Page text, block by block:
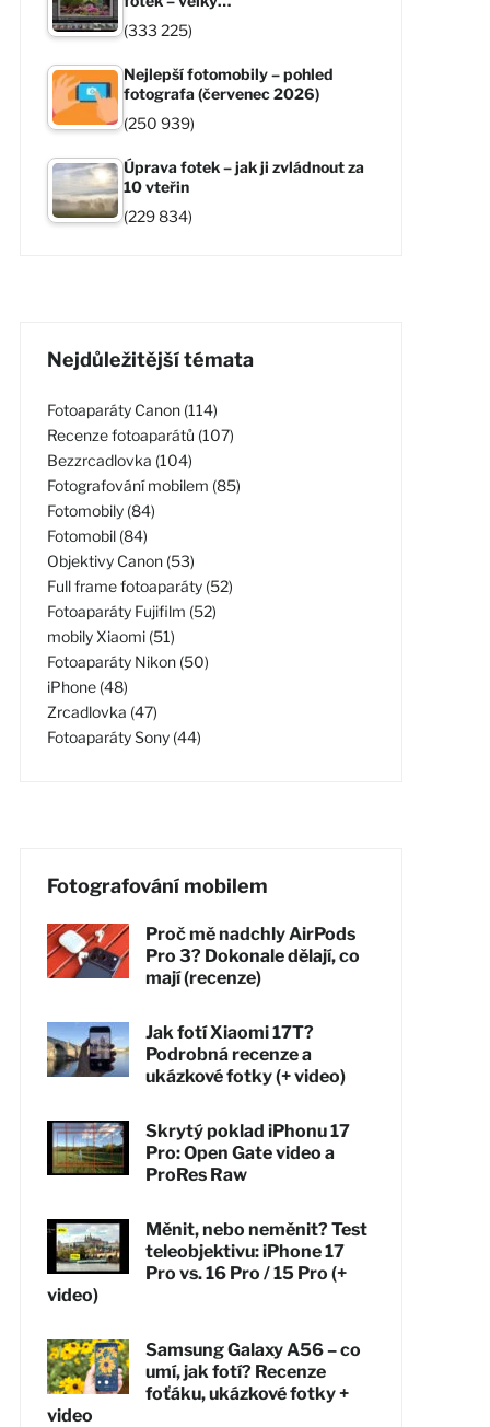
(333 225)
Nejlepší fotomobily – pohled
fotografa (červenec 2026)
(250 939)
Úprava fotek – jak ji zvládnout za
10 vteřin
(229 834)
Nejdůležitější témata
Fotoaparáty Canon (114)
Recenze fotoaparátů (107)
Bezzrcadlovka (104)
Fotografování mobilem (85)
Fotomobily (84)
Fotomobil (84)
Objektivy Canon (53)
Full frame fotoaparáty (52)
Fotoaparáty Fujifilm (52)
mobily Xiaomi (51)
Fotoaparáty Nikon (50)
iPhone (48)
Zrcadlovka (47)
Fotoaparáty Sony (44)
Fotografování mobilem
Proč mě nadchly AirPods
Pro 3? Dokonale dělají, co
mají (recenze)
Jak fotí Xiaomi 17T?
Podrobná recenze a
ukázkové fotky (+ video)
Skrytý poklad iPhonu 17
Pro: Open Gate video a
ProRes Raw
Měnit, nebo neměnit? Test
teleobjektivu: iPhone 17
Pro vs. 16 Pro / 15 Pro (+
video)
Samsung Galaxy A56 – co
umí, jak fotí? Recenze
foťáku, ukázkové fotky +
video